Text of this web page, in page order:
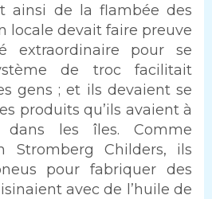
ainsi de la flambée des
locale devait faire preuve
extraordinaire pour se
de troc facilitait
gens ; et ils devaient se
produits qu’ils avaient à
dans les îles. Comme
Stromberg Childers, ils
pour fabriquer des
avec de l’huile de